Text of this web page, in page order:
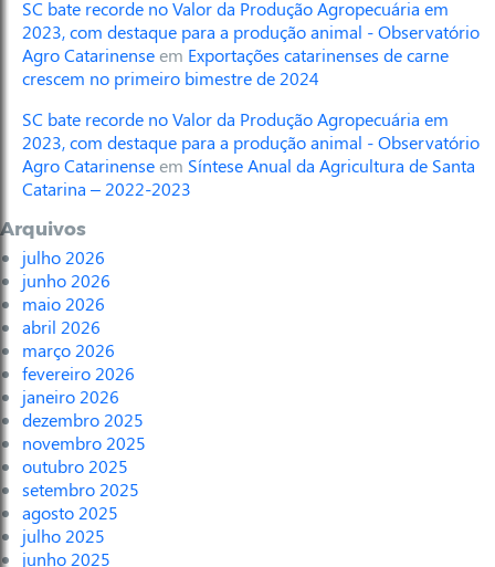
SC bate recorde no Valor da Produção Agropecuária em
2023, com destaque para a produção animal - Observatório
Agro Catarinenseem Exportações catarinenses de carne
crescem no primeiro bimestre de 2024
SC bate recorde no Valor da Produção Agropecuária em
2023, com destaque para a produção animal - Observatório
Agro Catarinenseem Síntese Anual da Agricultura de Santa
Catarina – 2022-2023
Arquivos
julho 2026
junho 2026
maio 2026
abril 2026
março 2026
fevereiro 2026
janeiro 2026
dezembro 2025
novembro 2025
outubro 2025
setembro 2025
agosto 2025
julho 2025
junho 2025